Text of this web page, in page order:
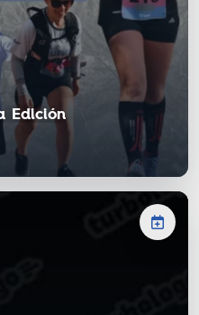
Edición